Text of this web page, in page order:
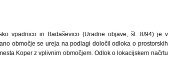
vpadnico in Badaševico (Uradne objave, št. 8/94) je v
območje se ureja na podlagi določil odloka o prostorskih
Koper z vplivnim območjem. Odlok o lokacijskem načrtu